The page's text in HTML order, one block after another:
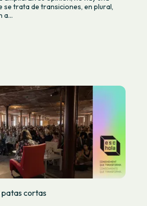
se trata de transiciones, en plural,
a...
patas cortas